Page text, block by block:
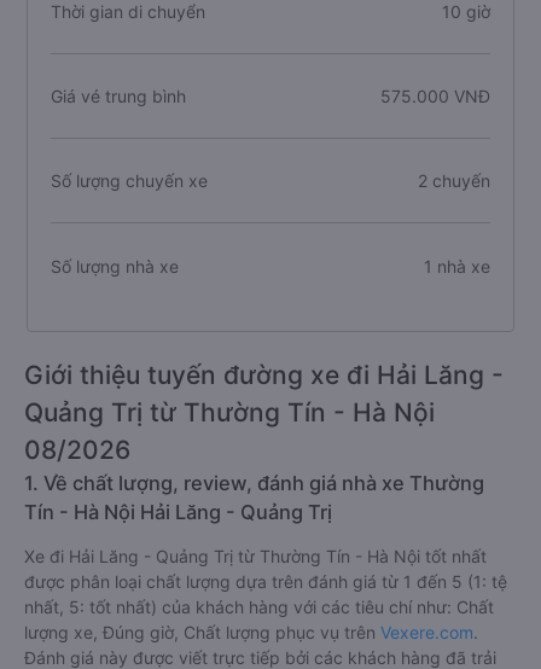
Thời gian di chuyển 10 giờ
Giá vé trung bình 575.000 VNĐ
Số lượng chuyến xe 2 chuyến
Số lượng nhà xe 1 nhà xe
Giới thiệu tuyến đường xe đi Hải Lăng -
Quảng Trị từ Thường Tín - Hà Nội
08/2026
1. Về chất lượng, review, đánh giá nhà xe Thường
Tín - Hà Nội Hải Lăng - Quảng Trị
Xe đi Hải Lăng - Quảng Trị từ Thường Tín - Hà Nội tốt nhất
được phân loại chất lượng dựa trên đánh giá từ 1 đến 5 (1: tệ
nhất, 5: tốt nhất) của khách hàng với các tiêu chí như: Chất
lượng xe, Đúng giờ, Chất lượng phục vụ trên Vexere.com.
Đánh giá này được viết trực tiếp bởi các khách hàng đã trải